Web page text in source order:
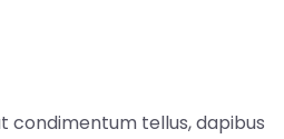
condimentum tellus, dapibus